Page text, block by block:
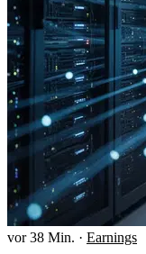
vor 38 Min. · Earnings